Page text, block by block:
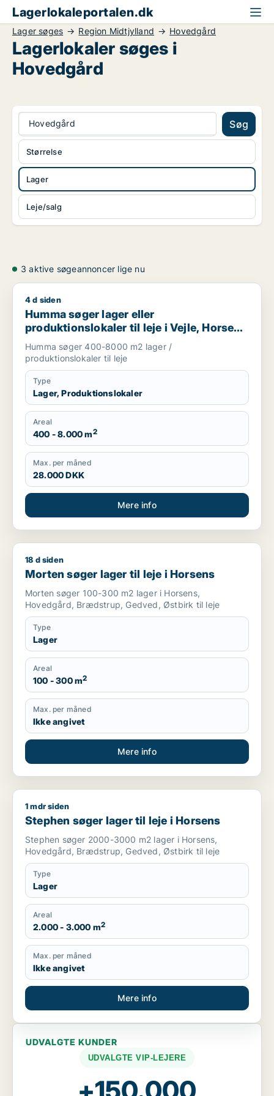
Lagerlokaleportalen.dk
Lager søges Region Midtjylland Hovedgård
Lagerlokaler søges i
Hovedgård
Hovedgård Søg
Lager
Leje/salg
Størrelse
3 aktive søgeannoncer lige nu
Humma søger lager eller produktionslokaler til leje i Vejle,
4 d siden
Humma søger lager eller
produktionslokaler til leje i Vejle, Horsens
eller Hedensted
Humma søger 400-8000 m2 lager /
produktionslokaler til leje
Type
Lager, Produktionslokaler
Areal
400 - 8.000 m2
Max. per måned
28.000 DKK
Mere info
Morten søger lager til leje i Horsens
18 d siden
Morten søger lager til leje i Horsens
Morten søger 100-300 m2 lager i Horsens,
Hovedgård, Brædstrup, Gedved, Østbirk til leje
Type
Lager
Areal
100 - 300 m2
Max. per måned
Ikke angivet
Mere info
Stephen søger lager til leje i Horsens
1 mdr siden
Stephen søger lager til leje i Horsens
Stephen søger 2000-3000 m2 lager i Horsens,
Hovedgård, Brædstrup, Gedved, Østbirk til leje
Type
Lager
Areal
2.000 - 3.000 m2
Max. per måned
Ikke angivet
Mere info
UDVALGTE KUNDER
UDVALGTE VIP-LEJERE